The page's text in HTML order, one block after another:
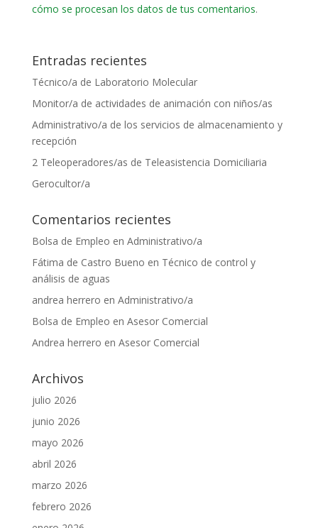
cómo se procesan los datos de tus comentarios.
Entradas recientes
Técnico/a de Laboratorio Molecular
Monitor/a de actividades de animación con niños/as
Administrativo/a de los servicios de almacenamiento y
recepción
2 Teleoperadores/as de Teleasistencia Domiciliaria
Gerocultor/a
Comentarios recientes
Bolsa de Empleo en Administrativo/a
Fátima de Castro Bueno en Técnico de control y
análisis de aguas
andrea herrero en Administrativo/a
Bolsa de Empleo en Asesor Comercial
Andrea herrero en Asesor Comercial
Archivos
julio 2026
junio 2026
mayo 2026
abril 2026
marzo 2026
febrero 2026